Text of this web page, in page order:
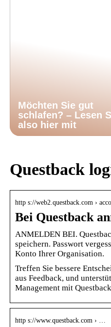
Möchten Sie gut
schlafen? – Lesen
also hier mit
Questback
http s://web2.questback.com ›
Bei Questback
ANMELDEN BEI.
speichern. Passwort
Konto Ihrer Organisation.
Treffen Sie bessere
aus Feedback, und
Management mit
http s://www.questback.com › …